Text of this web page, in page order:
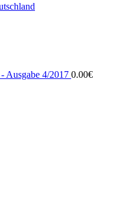
Ausgabe 4/2017 0.00€